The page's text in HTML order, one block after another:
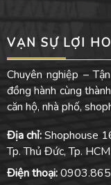
VẠN SỰ LỢI
Chuyên nghiệp –
đồng hành cùng
căn hộ, nhà phố,
Địa chỉ:Shophouse
Tp. Thủ Đức, Tp. HCM
Điện thoại: